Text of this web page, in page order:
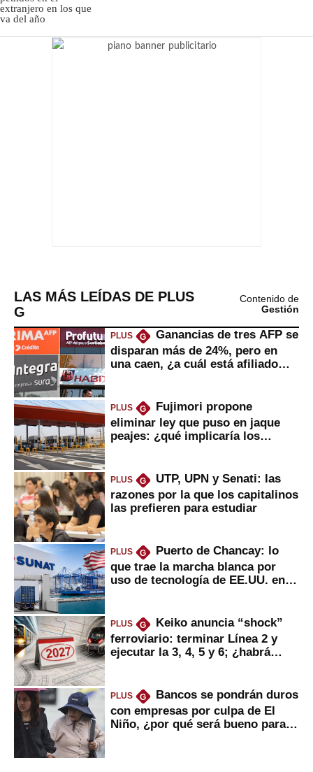
LAS MÁS LEÍDAS DE PLUS
G
Contenido de
Gestión
PLUS G
Ganancias de tres AFP se
disparan más de 24%, pero en
una caen, ¿a cuál está afiliado
PLUS G
Fujimori propone
eliminar ley que puso en jaque
peajes: ¿qué implicaría los
PLUS G
UTP, UPN y Senati: las
razones por la que los capitalinos
las prefieren para estudiar
PLUS G
Puerto de Chancay: lo
que trae la marcha blanca por
uso de tecnología de EE.UU. en
PLUS G
Keiko anuncia “shock”
ferroviario: terminar Línea 2 y
ejecutar la 3, 4, 5 y 6; ¿habrá
PLUS G
Bancos se pondrán duros
con empresas por culpa de El
Niño, ¿por qué será bueno para